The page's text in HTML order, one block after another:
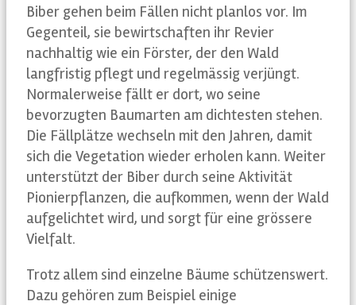
Biber gehen beim Fällen nicht planlos vor. Im
Gegenteil, sie bewirtschaften ihr Revier
nachhaltig wie ein Förster, der den Wald
langfristig pflegt und regelmässig verjüngt.
Normalerweise fällt er dort, wo seine
bevorzugten Baumarten am dichtesten stehen.
Die Fällplätze wechseln mit den Jahren, damit
sich die Vegetation wieder erholen kann. Weiter
unterstützt der Biber durch seine Aktivität
Pionierpflanzen, die aufkommen, wenn der Wald
aufgelichtet wird, und sorgt für eine grössere
Vielfalt.
Trotz allem sind einzelne Bäume schützenswert.
Dazu gehören zum Beispiel einige